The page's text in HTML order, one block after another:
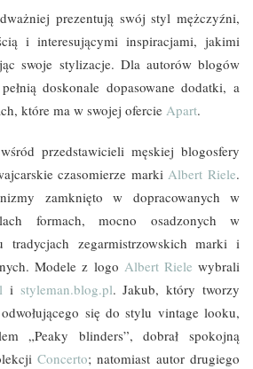
prezentują swój styl mężczyźni,
i interesującymi inspiracjami, jakimi
swoje stylizacje. Dla autorów blogów
doskonale dopasowane dodatki, a
które ma w swojej ofercie Apart.
przedstawicieli męskiej blogosfery
czasomierze markiAlbert Riele.
zamknięto w dopracowanych w
formach, mocno osadzonych w
tradycjach zegarmistrzowskich marki i
Modele z logo Albert Riele wybrali
i styleman.blog.pl. Jakub, który tworzy
się do stylu vintage looku,
„Peaky blinders”, dobrał spokojną
Concerto; natomiast autor drugiego